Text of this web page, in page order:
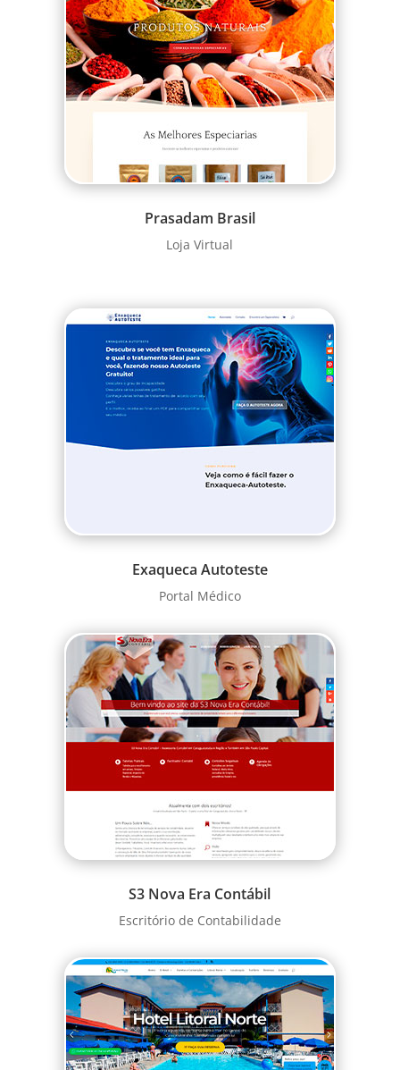
Prasadam Brasil
Loja Virtual
Exaqueca Autoteste
Portal Médico
S3 Nova Era Contábil
Escritório de Contabilidade